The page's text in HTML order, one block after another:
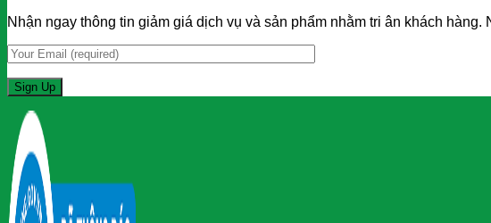
Nhận ngay thông tin giảm giá dịch vụ và sản phẩm nhằm tri ân khách